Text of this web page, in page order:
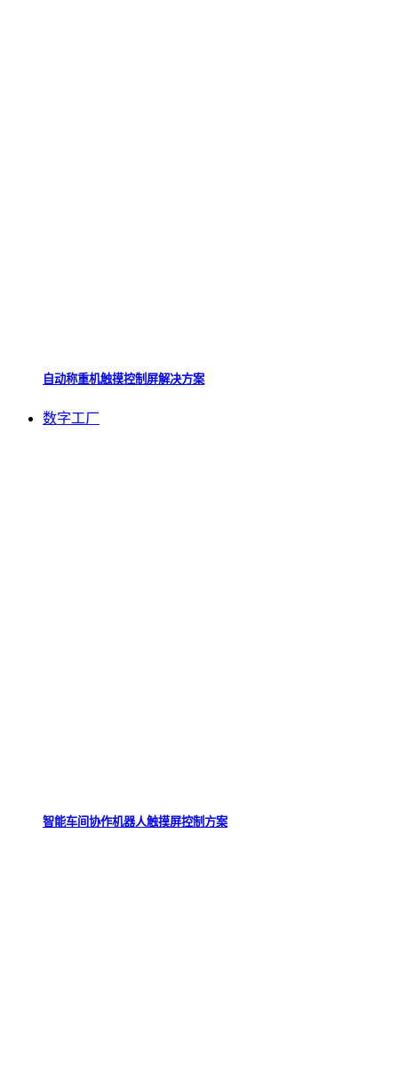
自动称重机触摸控制屏解决方案
数字工厂
智能车间协作机器人触摸屏控制方案